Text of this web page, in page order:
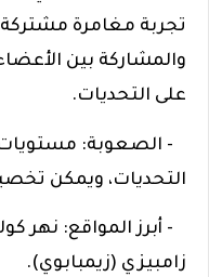
تجربة مغامرة
والمشاركة بين
على التحديات.
- الصعوبة:
التحديات، ويمكن
- أبرز المواقع: نهر
زامبيزي (زيمبابوي).